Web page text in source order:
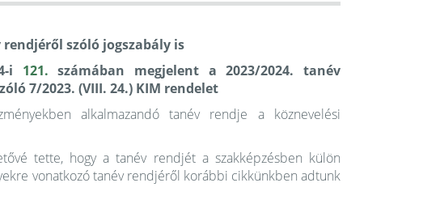
szóló jogszabály is
i 121. számában megjelent a 2023/2024. tanév
7/2023. (VIII. 24.) KIM rendelet
alkalmazandó tanév rendje a köznevelési
tette, hogy a tanév rendjét a szakképzésben külön
vonatkozó tanév rendjéről korábbi cikkünkben adtunk